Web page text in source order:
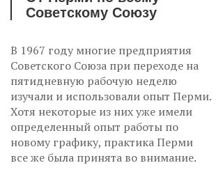
Советскому Союзу
В 1967 году многие предприятия
Советского Союза при переходе на
пятидневную рабочую неделю
изучали и использовали опыт Перми.
Хотя некоторые из них уже имели
определенный опыт работы по
новому графику, практика Перми
все же была принята во внимание.